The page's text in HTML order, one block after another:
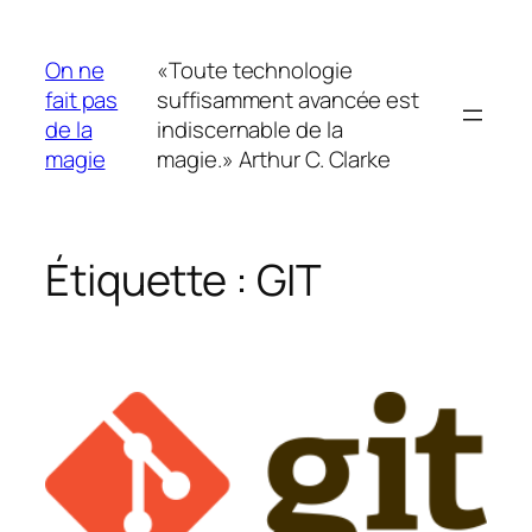
contenu
On ne
fait pas
de la
magie
«Toute technologie
suffisamment avancée est
indiscernable de la
magie.» Arthur C. Clarke
Étiquette : GIT